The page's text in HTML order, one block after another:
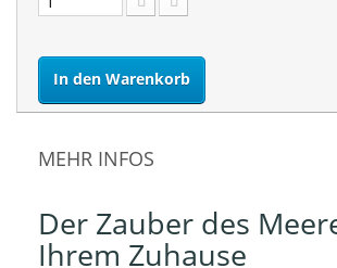
In den Warenkorb
MEHR INFOS
Der Zauber des
Ihrem Zuhause